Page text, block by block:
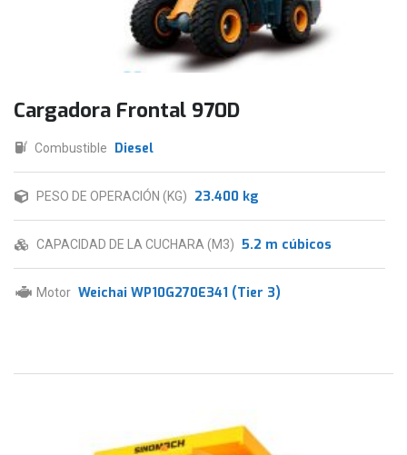
Cargadora Frontal 970D
Combustible Diesel
PESO DE OPERACIÓN (KG) 23.400 kg
CAPACIDAD DE LA CUCHARA (M3) 5.2 m cúbicos
Motor Weichai WP10G270E341 (Tier 3)